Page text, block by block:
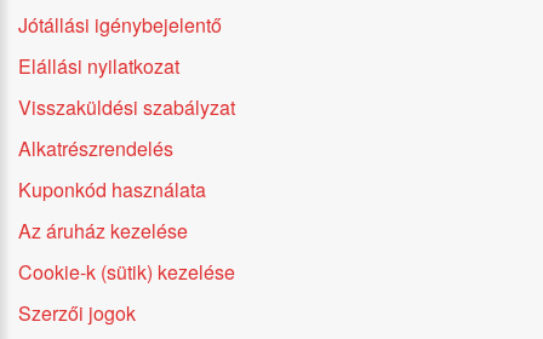
Jótállási igénybejelentő
Elállási nyilatkozat
Visszaküldési szabályzat
Alkatrészrendelés
Kuponkód használata
Az áruház kezelése
Cookie-k (sütik) kezelése
Szerzői jogok